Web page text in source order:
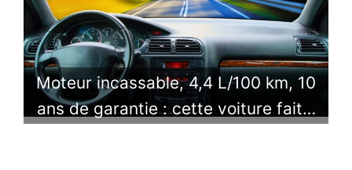
Moteur incassable, 4,4 L/100 km, 10
ans de garantie : cette voiture fait…